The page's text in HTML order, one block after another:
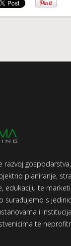
razvoj
planiranje,
edukaciju te
surađujemo s
i
te